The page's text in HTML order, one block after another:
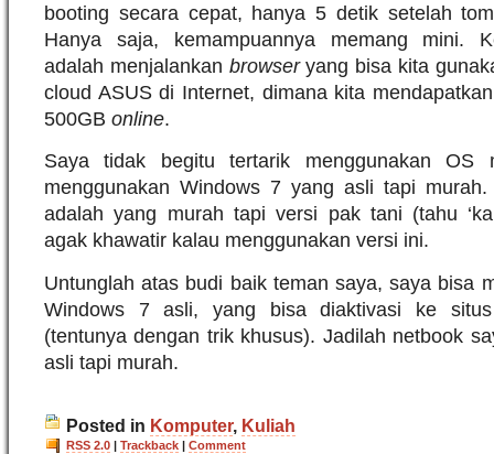
booting secara cepat, hanya 5 detik setelah
Hanya saja, kemampuannya memang mini.
adalah menjalankan browseryang bisa kita
cloud ASUS di Internet, dimana kita
500GB online.
Saya tidak begitu tertarik menggunakan
menggunakan Windows 7 yang asli tapi
adalah yang murah tapi versi pak tani (tahu
agak khawatir kalau menggunakan versi ini.
Untunglah atas budi baik teman saya, saya bisa
Windows 7 asli, yang bisa diaktivasi ke situs
(tentunya dengan trik khusus). Jadilah netbook
asli tapi murah.
Posted in Komputer, Kuliah
RSS 2.0 | Trackback | Comment